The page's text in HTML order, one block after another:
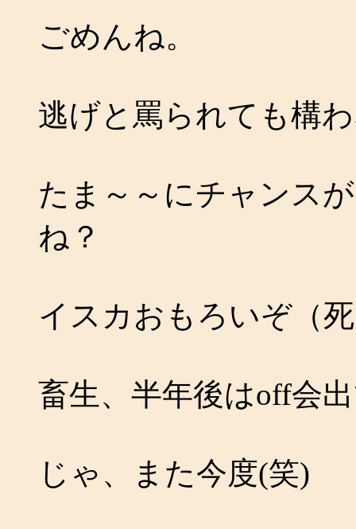
ごめんね。
逃げと罵られても構
たま～～にチャンス
ね？
イスカおもろいぞ（
畜生、半年後はoff会
じゃ、また今度(笑)